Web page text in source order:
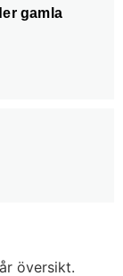
gamla
översikt.